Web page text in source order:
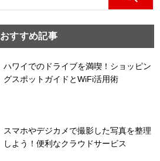
おすすめ記事
ハワイでのドライブを満喫！ショッピン
グスポットガイドとWiFi活用術
スマホやデジカメで撮影した写真を整理
しよう！便利なクラウドサービス